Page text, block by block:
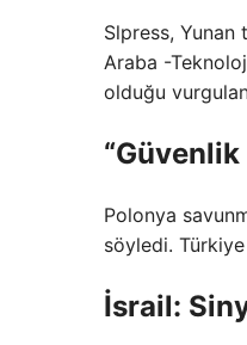
Slpress, Yunan
Araba -
olduğu
“Güvenlik
Polonya
söyledi.
İsrail: